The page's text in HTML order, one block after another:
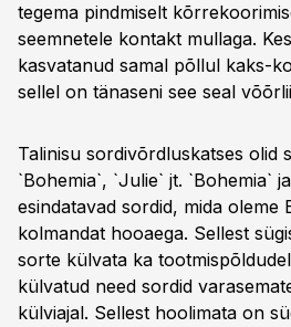
tegema pindmiselt
seemnetele kontakt mullaga.
kasvatanud samal põllul kaks-
sellel on tänaseni see seal
Talinisu sordivõrdluskatses olid
`Bohemia`, `Julie` jt. `Bohemia`
esindatavad sordid, mida oleme
kolmandat hooaega. Sellest
sorte külvata ka
külvatud need sordid
külviajal. Sellest hoolimata on